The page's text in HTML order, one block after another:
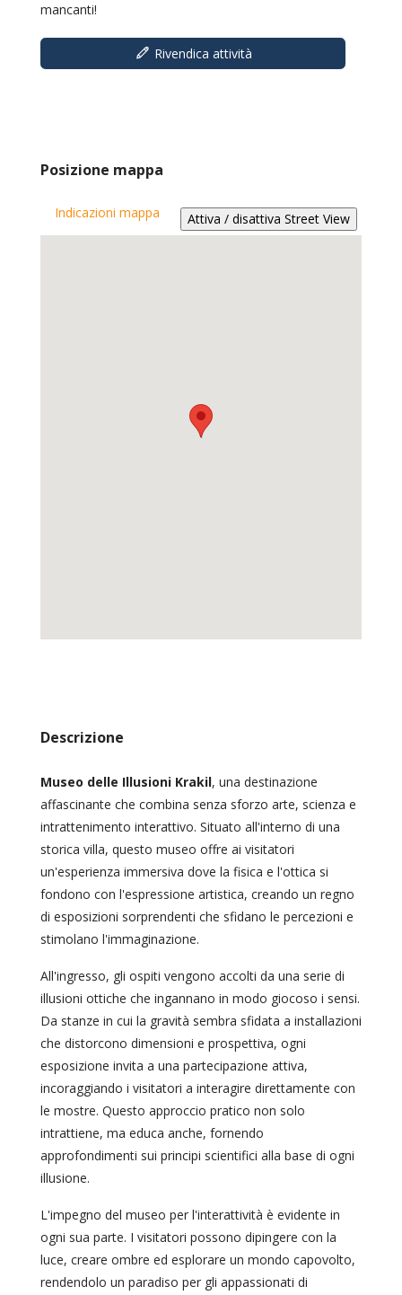
mancanti!
Rivendica attività
Posizione mappa
Indicazioni mappa
Descrizione
Museo delle Illusioni Krakil, una destinazione
affascinante che combina senza sforzo arte, scienza e
intrattenimento interattivo. Situato all'interno di una
storica villa, questo museo offre ai visitatori
un'esperienza immersiva dove la fisica e l'ottica si
fondono con l'espressione artistica, creando un regno
di esposizioni sorprendenti che sfidano le percezioni e
stimolano l'immaginazione.
All'ingresso, gli ospiti vengono accolti da una serie di
illusioni ottiche che ingannano in modo giocoso i sensi.
Da stanze in cui la gravità sembra sfidata a installazioni
che distorcono dimensioni e prospettiva, ogni
esposizione invita a una partecipazione attiva,
incoraggiando i visitatori a interagire direttamente con
le mostre. Questo approccio pratico non solo
intrattiene, ma educa anche, fornendo
approfondimenti sui principi scientifici alla base di ogni
illusione.
L'impegno del museo per l'interattività è evidente in
ogni sua parte. I visitatori possono dipingere con la
luce, creare ombre ed esplorare un mondo capovolto,
rendendolo un paradiso per gli appassionati di